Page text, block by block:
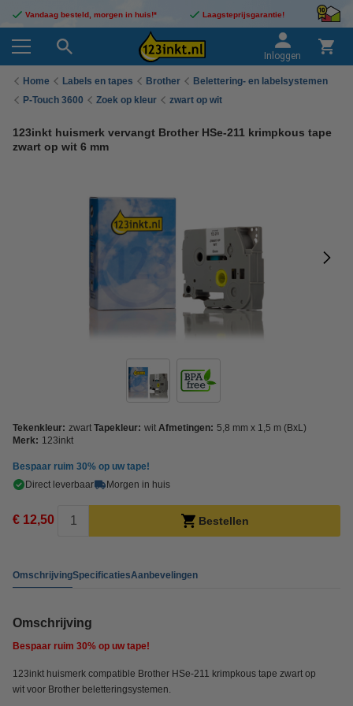
Vandaag besteld, morgen in huis!* Laagsteprijsgarantie!
Inloggen
Home Labels en tapes Brother
Belettering- en labelsystemen
P-Touch 3600
Zoek op kleur zwart op wit
123inkt huismerk vervangt Brother HSe-211 krimpkous tape
zwart op wit 6 mm
Tekenkleur: zwart Tapekleur: wit Afmetingen: 5,8 mm x 1,5 m (BxL)
Merk: 123inkt
Bespaar ruim 30% op uw tape!
Direct leverbaar
Morgen in huis
€ 12,50 Bestellen
OmschrijvingSpecificatiesAanbevelingen
Omschrijving
Bespaar ruim 30% op uw tape!
123inkt huismerk compatible Brother HSe-211 krimpkous tape zwart op
wit voor Brother beletteringsystemen.